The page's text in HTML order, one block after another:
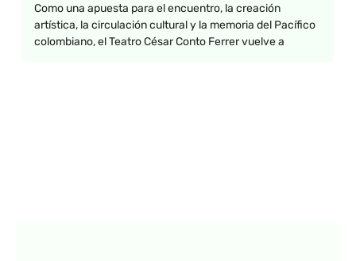
Como una apuesta para el encuentro, la creación
artística, la circulación cultural y la memoria del Pacífico
colombiano, el Teatro César Conto Ferrer vuelve a